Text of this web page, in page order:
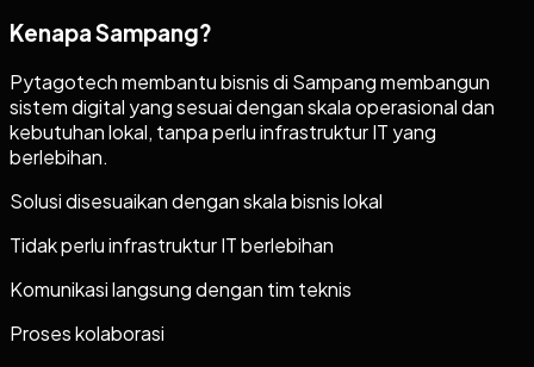
KenapaSampang?
Pytagotech membantu bisnis di Sampang membangun
sistem digital yang sesuai dengan skala operasional dan
kebutuhan lokal, tanpa perlu infrastruktur IT yang
berlebihan.
Solusi disesuaikan dengan skala bisnis lokal
Tidak perlu infrastruktur IT berlebihan
Komunikasi langsung dengan tim teknis
Proses kolaborasi